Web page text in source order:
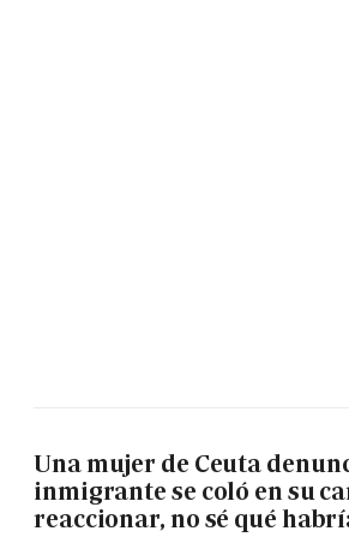
Una mujer de Ceuta
inmigrante se coló en su
reaccionar, no sé qué